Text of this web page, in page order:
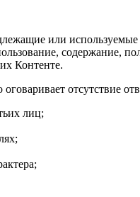
или
Контенте.
отсутствие
лиц;